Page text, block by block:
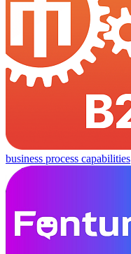
business process capabilities